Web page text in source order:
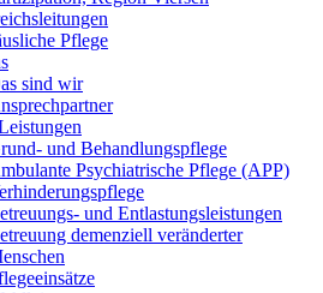
Pflege
sind wir
und Behandlungspflege
Psychiatrische Pflege (APP)
und Entlastungsleistungen
demenziell veränderter